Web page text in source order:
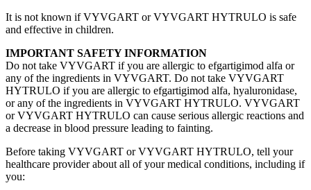
It is not known if VYVGART or VYVGART HYTRULO is safe
and effective in children.
IMPORTANT SAFETY INFORMATION
Do not take VYVGART if you are allergic to efgartigimod alfa or
any of the ingredients in VYVGART. Do not take VYVGART
HYTRULO if you are allergic to efgartigimod alfa, hyaluronidase,
or any of the ingredients in VYVGART HYTRULO. VYVGART
or VYVGART HYTRULO can cause serious allergic reactions and
a decrease in blood pressure leading to fainting.
Before taking VYVGART or VYVGART HYTRULO, tell your
healthcare provider about all of your medical conditions, including if
you: